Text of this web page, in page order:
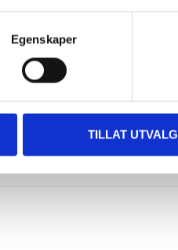
Egenskaper
TILLAT UTVALG